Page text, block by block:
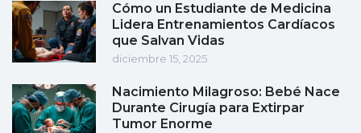
Cómo un Estudiante de Medicina
Lidera Entrenamientos Cardíacos
que Salvan Vidas
diciembre 15, 2025
Nacimiento Milagroso: Bebé Nace
Durante Cirugía para Extirpar
Tumor Enorme